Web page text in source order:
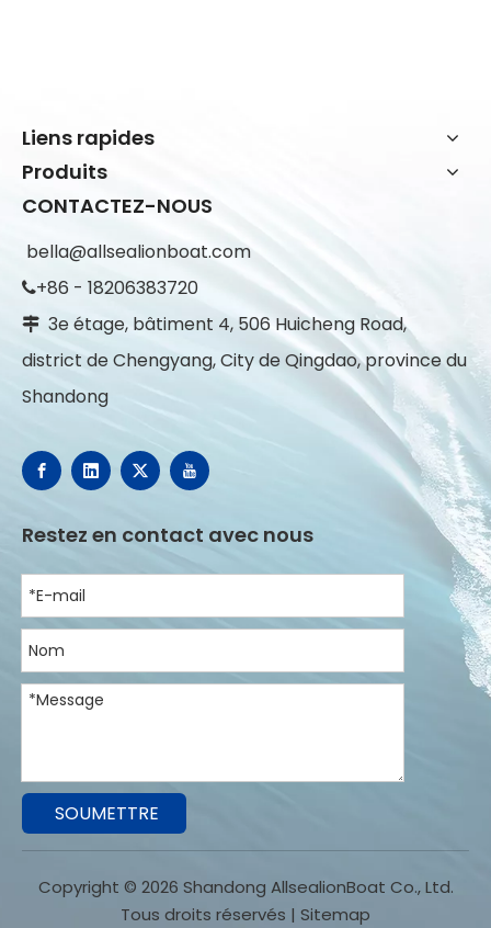
Liens rapides
Produits
CONTACTEZ-NOUS
bella@allsealionboat.com
+86 - 18206383720
 3e étage, bâtiment 4, 506 Huicheng Road,
district de Chengyang, City de Qingdao, province du
Shandong
Restez en contact avec nous
SOUMETTRE
Copyright © 2026 Shandong AllsealionBoat Co., Ltd.
Tous droits réservés | Sitemap